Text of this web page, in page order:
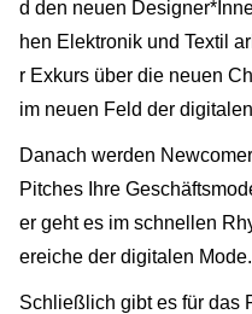
d den neuen
hen Elektronik und Textil
r Exkurs über die neuen
im neuen Feld der
Danach werden
Pitches Ihre
er geht es im schnellen
ereiche der digitalen Mode.
Schließlich gibt es für das